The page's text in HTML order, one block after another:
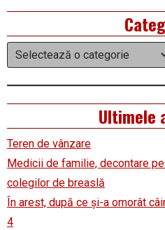
Categorii
Ultimele
Teren de vânzare
Medicii de familie, decontare
colegilor de breaslă
În arest, după ce și-a omorât
4